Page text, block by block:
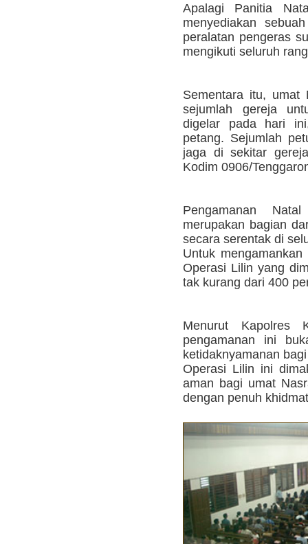
Apalagi Panitia
menyediakan
peralatan pengeras
mengikuti seluruh
Sementara itu, umat
sejumlah gereja
digelar pada hari
petang. Sejumlah
jaga di sekitar
Kodim 0906/
Pengamanan
merupakan bagian
secara serentak di
Untuk
Operasi Lilin yang
tak kurang dari 400
Menurut Kapolres
pengamanan ini
ketidaknyamanan
Operasi Lilin ini
aman bagi umat
dengan penuh